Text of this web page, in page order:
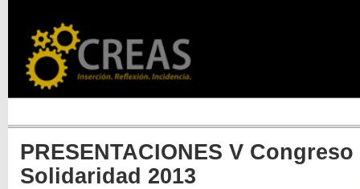
PRESENTACIONES V
Solidaridad 2013